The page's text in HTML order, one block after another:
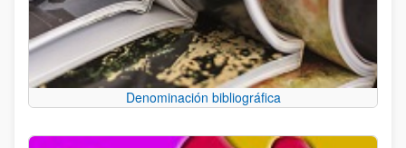
Denominación bibliográfica